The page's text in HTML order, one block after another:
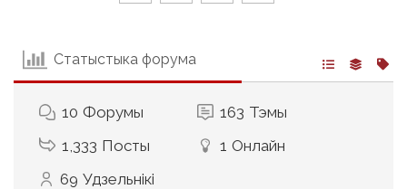
Статыстыка форума
10 Форумы 163 Тэмы
1,333 Посты 1 Онлайн
69 Удзельнікі